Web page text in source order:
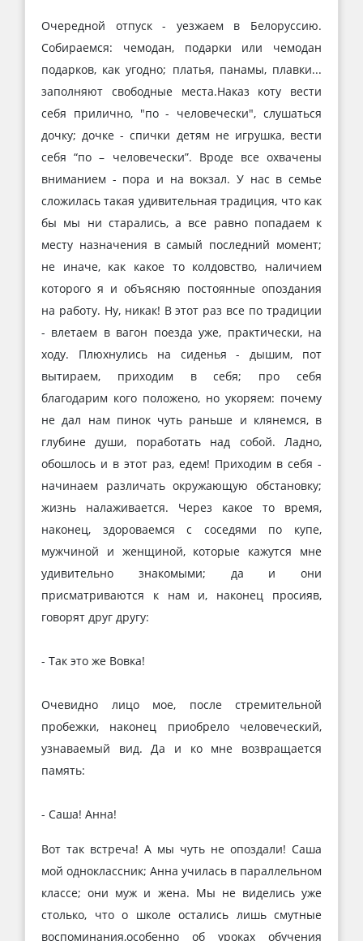
Очередной отпуск - уезжаем в Белоруссию.
Собираемся: чемодан, подарки или чемодан
подарков, как угодно; платья, панамы, плавки...
заполняют свободные места.Наказ коту вести
себя прилично, "по - человечески", слушаться
дочку; дочке - спички детям не игрушка, вести
себя “по – человечески”. Вроде все охвачены
вниманием - пора и на вокзал. У нас в семье
сложилась такая удивительная традиция, что как
бы мы ни старались, а все равно попадаем к
месту назначения в самый последний момент;
не иначе, как какое то колдовство, наличием
которого я и объясняю постоянные опоздания
на работу. Ну, никак! В этот раз все по традиции
- влетаем в вагон поезда уже, практически, на
ходу. Плюхнулись на сиденья - дышим, пот
вытираем, приходим в себя; про себя
благодарим кого положено, но укоряем: почему
не дал нам пинок чуть раньше и клянемся, в
глубине души, поработать над собой. Ладно,
обошлось и в этот раз, едем! Приходим в себя -
начинаем различать окружающую обстановку;
жизнь налаживается. Через какое то время,
наконец, здороваемся с соседями по купе,
мужчиной и женщиной, которые кажутся мне
удивительно знакомыми; да и они
присматриваются к нам и, наконец просияв,
говорят друг другу:
- Так это же Вовка!
Очевидно лицо мое, после стремительной
пробежки, наконец приобрело человеческий,
узнаваемый вид. Да и ко мне возвращается
память:
- Саша! Анна!
Вот так встреча! А мы чуть не опоздали! Саша
мой одноклассник; Анна училась в параллельном
классе; они муж и жена. Мы не виделись уже
столько, что о школе остались лишь смутные
воспоминания,особенно об уроках обучения